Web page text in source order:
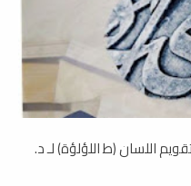
اللسان (ط اللؤلؤة) لـ د.